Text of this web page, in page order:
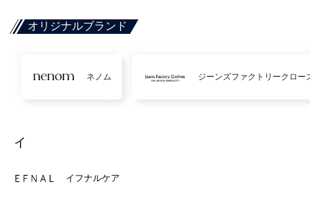
オリジナルブランド
ネノム ジーンズファクトリークロー
イ
イフナルケア